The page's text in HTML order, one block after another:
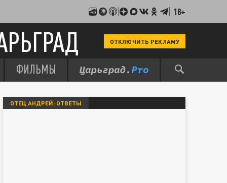
18+
ОТКЛЮЧИТЬ РЕКЛАМУ
ФИЛЬМЫ
ОТЕЦ АНДРЕЙ: ОТВЕТЫ